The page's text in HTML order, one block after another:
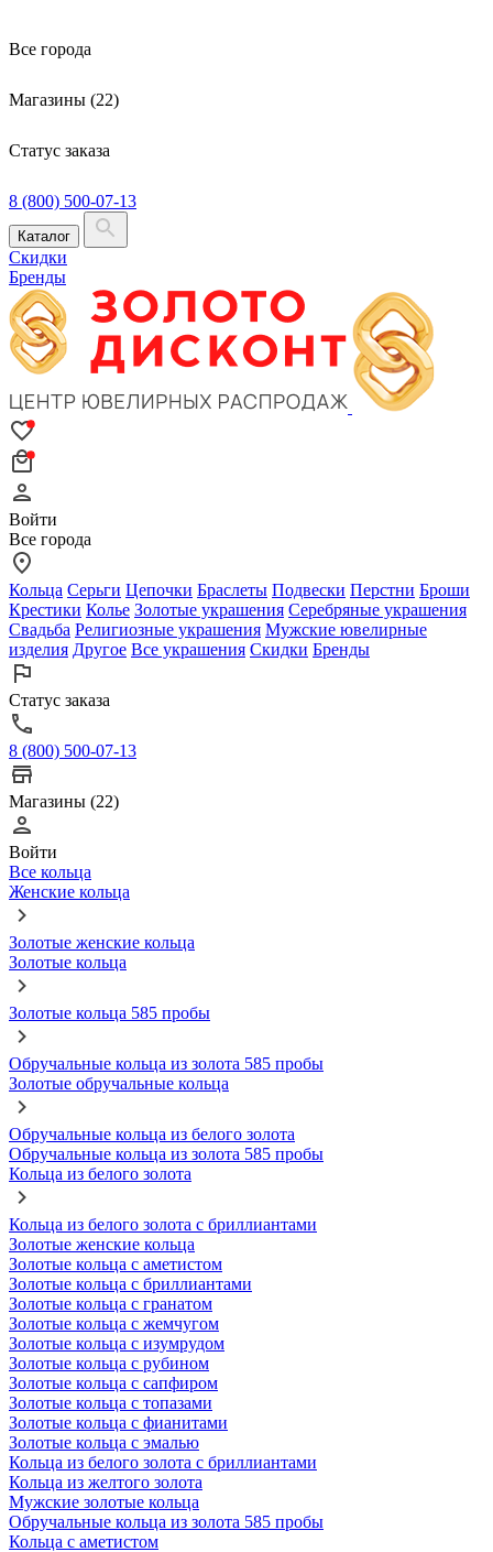
Все города
Магазины (22)
Статус заказа
8 (800) 500-07-13
Каталог
Скидки
Бренды
Войти
Все города
Кольца Серьги Цепочки Браслеты Подвески Перстни Броши
Крестики Колье Золотые украшения Серебряные украшения
Свадьба Религиозные украшения Мужские ювелирные
изделия Другое Все украшения Скидки Бренды
Статус заказа
8 (800) 500-07-13
Магазины (22)
Войти
Все кольца
Женские кольца
Золотые женские кольца
Золотые кольца
Золотые кольца 585 пробы
Обручальные кольца из золота 585 пробы
Золотые обручальные кольца
Обручальные кольца из белого золота
Обручальные кольца из золота 585 пробы
Кольца из белого золота
Кольца из белого золота с бриллиантами
Золотые женские кольца
Золотые кольца с аметистом
Золотые кольца с бриллиантами
Золотые кольца с гранатом
Золотые кольца с жемчугом
Золотые кольца с изумрудом
Золотые кольца с рубином
Золотые кольца с сапфиром
Золотые кольца с топазами
Золотые кольца с фианитами
Золотые кольца с эмалью
Кольца из белого золота с бриллиантами
Кольца из желтого золота
Мужские золотые кольца
Обручальные кольца из золота 585 пробы
Кольца с аметистом